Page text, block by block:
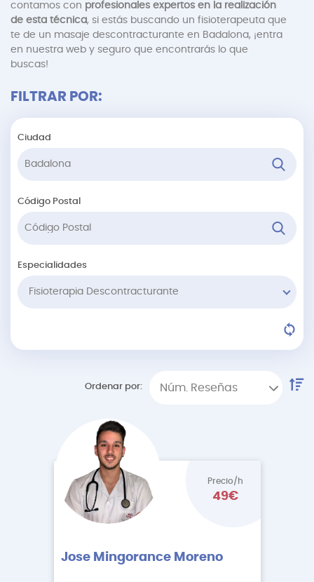
contamos con profesionales expertos en la realización
de esta técnica, si estás buscando un fisioterapeuta que
te de un masaje descontracturante en Badalona, ¡entra
en nuestra web y seguro que encontrarás lo que
buscas!
FILTRAR POR:
Ciudad
Código Postal
Especialidades
Fisioterapia Descontracturante
Ordenar por: Núm. Reseñas
Precio/h
49€
Jose Mingorance Moreno